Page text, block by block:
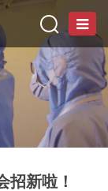
招新啦！